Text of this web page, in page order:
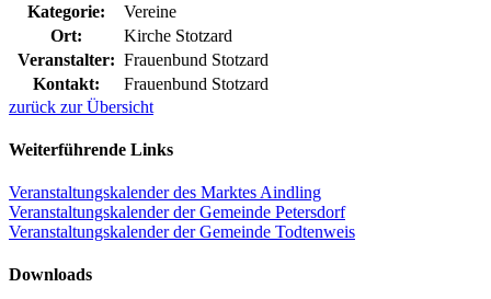
Kategorie:
Vereine
Ort:
Kirche Stotzard
Veranstalter: Frauenbund Stotzard
Kontakt:
Frauenbund Stotzard
zurück zur Übersicht
Weiterführende Links
Veranstaltungskalender des Marktes Aindling
Veranstaltungskalender der Gemeinde Petersdorf
Veranstaltungskalender der Gemeinde Todtenweis
Downloads